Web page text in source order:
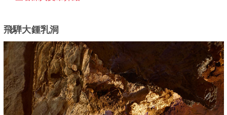
飛騨大鍾乳洞